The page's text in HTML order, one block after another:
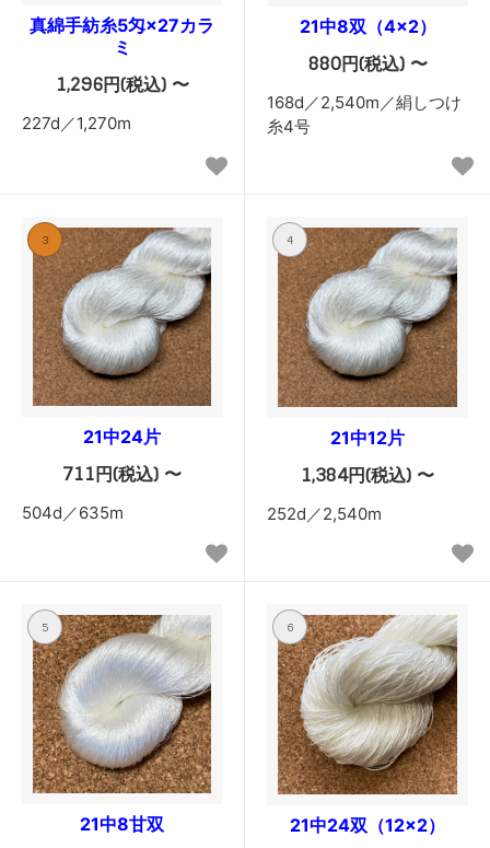
真綿手紡糸5匁×27カラ
ミ
1,296円(税込) 〜
227d／1,270m
21中8双（4×2）
880円(税込) 〜
168d／2,540m／絹しつけ
糸4号
3
21中24片
711円(税込) 〜
504d／635m
4
21中12片
1,384円(税込) 〜
252d／2,540m
5
21中8甘双
6
21中24双（12×2）